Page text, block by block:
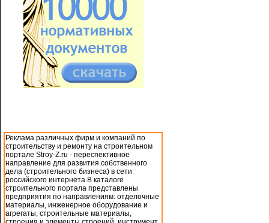
Реклама различных фирм и компаний по
строительству и ремонту на строительном
портале Stroy-Z.ru - переспективное
направление для развития собственного
дела (строительного бизнеса) в сети
российского интернета.В каталоге
строительного портала представлены
предприятия по направлениям: отделочные
материалы, инженерное оборудование и
агрегаты, строительные материалы,